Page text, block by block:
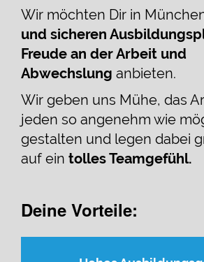
Wir möchten Dir in
und sicheren
Freude an der Arbeit und
Abwechslung anbieten.
Wir geben uns Mühe, das
jeden so angenehm wie
gestalten und legen dabei
auf ein tolles Teamgefühl.
Deine Vorteile: